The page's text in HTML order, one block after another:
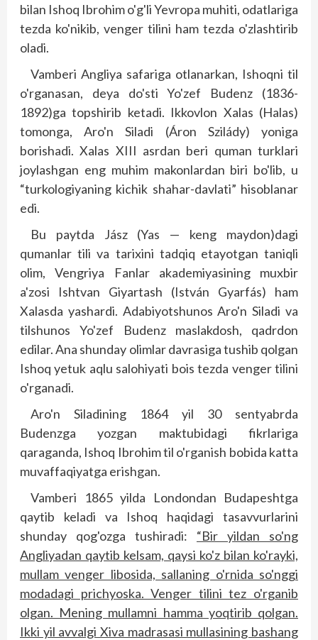
bilan Ishoq Ibrohim o'g'li Yevropa muhiti, odatlariga
tezda ko'nikib, venger tilini ham tezda o'zlashtirib
oladi.
Vamberi Angliya safariga otlanarkan, Ishoqni til
o'rganasan, deya do'sti Yo'zef Budenz (1836-
1892)ga topshirib ketadi. Ikkovlon Xalas (Halas)
tomonga, Aro'n Siladi (Áron Szilády) yoniga
borishadi. Xalas XIII asrdan beri quman turklari
joylashgan eng muhim makonlardan biri bo'lib, u
“turkologiyaning kichik shahar-davlati” hisoblanar
edi.
Bu paytda Jász (Yas — keng maydon)dagi
qumanlar tili va tarixini tadqiq etayotgan taniqli
olim, Vengriya Fanlar akademiyasining muxbir
a'zosi Ishtvan Giyartash (István Gyarfás) ham
Xalasda yashardi. Adabiyotshunos Aro'n Siladi va
tilshunos Yo'zef Budenz maslakdosh, qadr­don
edilar. Ana shunday olimlar davrasiga tushib qolgan
Ishoq yetuk aqlu salohiyati bois tezda venger tilini
o'rganadi.
Aro'n Siladining 1864 yil 30 sent­yabrda
Budenzga yozgan maktubidagi fikr­lariga
qaraganda, Ishoq Ibrohim til o'rganish bobida katta
muvaffaqiyatga erishgan.
Vamberi 1865 yilda Londondan Budapeshtga
qaytib keladi va Ishoq haqidagi tasavvurlarini
shunday qog'ozga tushiradi: “Bir yildan so'ng
Angliyadan qaytib kelsam, qaysi ko'z bilan ko'rayki,
mullam venger libosida, sallaning o'rnida so'ng­­gi
modadagi prichyoska. Venger tilini tez o'rganib
olgan. Mening mullamni hamma yoqtirib qolgan.
Ikki yil avvalgi Xiva madrasasi mullasining bashang